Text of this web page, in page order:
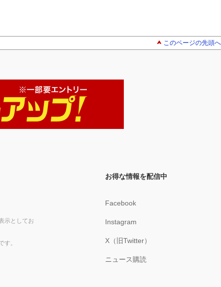
このページの先頭へ
示としてお
す。
お得な情報を配信中
Facebook
Instagram
X（旧Twitter）
ニュース購読